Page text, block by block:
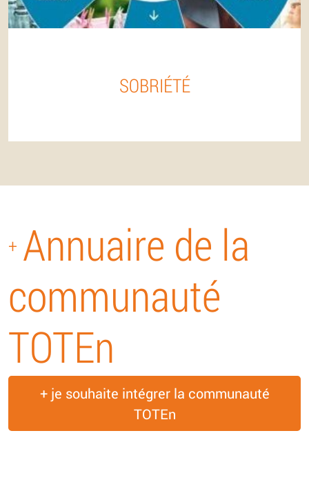
SOBRIÉTÉ
+ Annuaire de la
communauté
TOTEn
+ je souhaite intégrer la communauté
TOTEn